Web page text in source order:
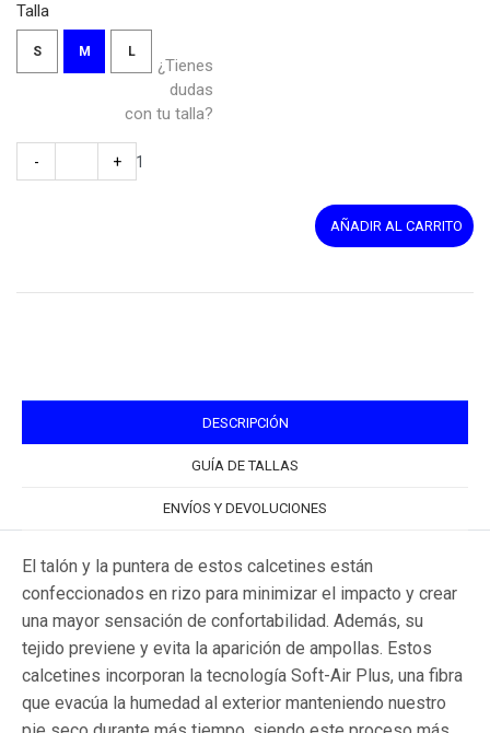
Talla
S M L
¿Tienes
dudas
con tu talla?
AÑADIR AL CARRITO
DESCRIPCIÓN
GUÍA DE TALLAS
ENVÍOS Y DEVOLUCIONES
El talón y la puntera de estos calcetines están
confeccionados en rizo para minimizar el impacto y crear
una mayor sensación de confortabilidad. Además, su
tejido previene y evita la aparición de ampollas. Estos
calcetines incorporan la tecnología Soft-Air Plus, una fibra
que evacúa la humedad al exterior manteniendo nuestro